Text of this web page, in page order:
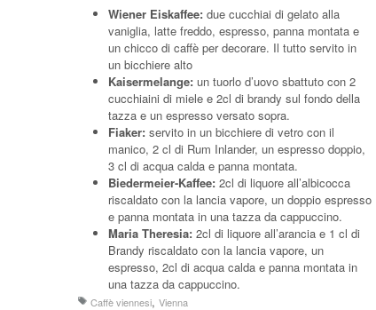
Wiener Eiskaffee: due cucchiai di gelato alla
vaniglia, latte freddo, espresso, panna montata e
un chicco di caffè per decorare. Il tutto servito in
un bicchiere alto
Kaisermelange: un tuorlo d’uovo sbattuto con 2
cucchiaini di miele e 2cl di brandy sul fondo della
tazza e un espresso versato sopra.
Fiaker: servito in un bicchiere di vetro con il
manico, 2 cl di Rum Inlander, un espresso doppio,
3 cl di acqua calda e panna montata.
Biedermeier-Kaffee: 2cl di liquore all’albicocca
riscaldato con la lancia vapore, un doppio espresso
e panna montata in una tazza da cappuccino.
Maria Theresia: 2cl di liquore all’arancia e 1 cl di
Brandy riscaldato con la lancia vapore, un
espresso, 2cl di acqua calda e panna montata in
una tazza da cappuccino.
Caffè viennesi, Vienna